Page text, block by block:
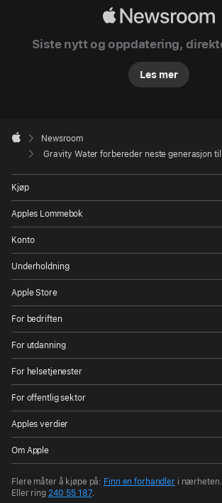
Đà Bắc-
distriktet
i
en
med
samme
Bondefamilier
seg
den
vidstrakte
vannmassen.
brødfør
innsjøens
Siste nytt og oppdatering,
Les mer
Footer

Apple
Newsroom
Gravity Water forbereder neste generasjon til å ta
Kjøp
Apples Lommebok
Konto
Underholdning
Apple Store
For bedriften
For utdanning
For helsetjenester
For offentlig sektor
Apples verdier
Om Apple
Flere måter å kjøpe på: Finn en forhandleri nærheten.
Eller ring 240 55 187.